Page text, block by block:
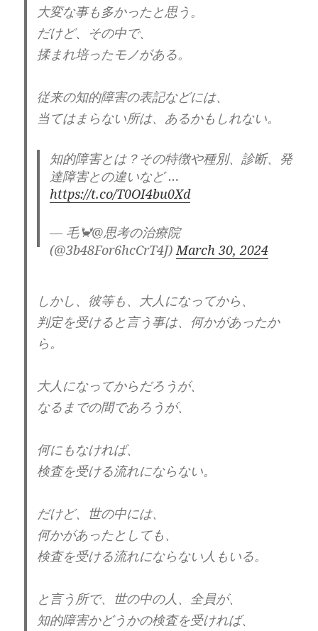
蛇蝎と言う言葉が使われてありました。
私、その意味を
検索してみました。
どういう意味ですか？
〘名〙 蛇(へび)と蝎(さそり)。
人が恐れ嫌うもののたとえ。
う。
蛇の字を見て思いましたが、
執着心が強い人もいますよね。
執念深かったり、ねちっこかったり。
見た目が弱そうな自己愛もいる。
自分よりも弱者と思える人。
弱者から搾取。弱者に八つ当たり。
例え、それが自分の子供でも。
大変な事も多かったと思う。
だけど、その中で、
揉まれ培ったモノがある。
従来の知的障害の表記などには、
当てはまらない所は、あるかもしれない。
知的障害とは？その特徴や種別、診断、発
達障害との違いなど …
https://t.co/T0OI4bu0Xd
— 毛🦀@思考の治療院
(@3b48For6hcCrT4J)March 30, 2024
しかし、彼等も、大人になってから、
判定を受けると言う事は、何かがあったか
ら。
大人になってからだろうが、
なるまでの間であろうが、
何にもなければ、
検査を受ける流れにならない。
だけど、世の中には、
何かがあったとしても、
検査を受ける流れにならない人もいる。
と言う所で、世の中の人、全員が、
知的障害かどうかの検査を受ければ、